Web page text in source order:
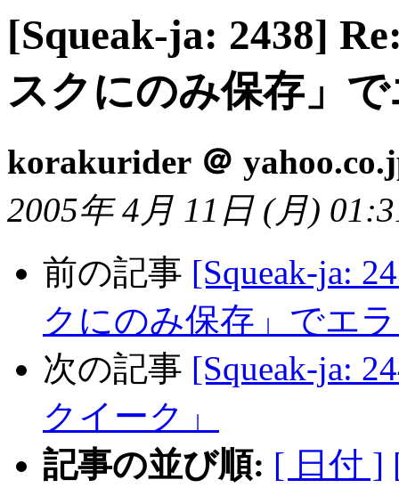
[Squeak-ja: 2438]
スクにのみ保存」
korakurider ＠
2005年 4月 11日 (月)
前の記事 [Squeak-ja:
クにのみ保存」でエ
次の記事 [Squeak-ja:
クイーク」
記事の並び順: [ 日付 ]